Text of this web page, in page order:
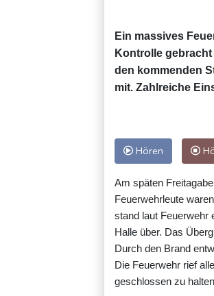
Ein massives
Kontrolle
den kommenden
mit. Zahlreiche
Hören
Am späten
Feuerwehrleute
stand laut Feuerwehr
Halle über. Das
Durch den Brand
Die Feuerwehr rief
geschlossen zu